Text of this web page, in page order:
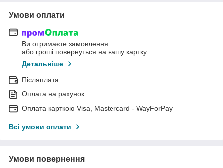
Умови оплати
Ви отримаєте замовлення
або гроші повернуться на вашу картку
Детальніше
Післяплата
Оплата на рахунок
Оплата карткою Visa, Mastercard - WayForPay
Всі умови оплати
Умови повернення